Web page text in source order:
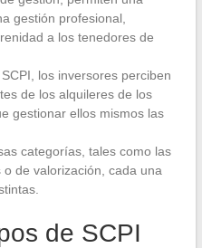
gestión profesional,
a los tenedores de
los inversores perciben
de los alquileres de los
gestionar ellos mismos las
categorías, tales como las
de valorización, cada una
de SCPI